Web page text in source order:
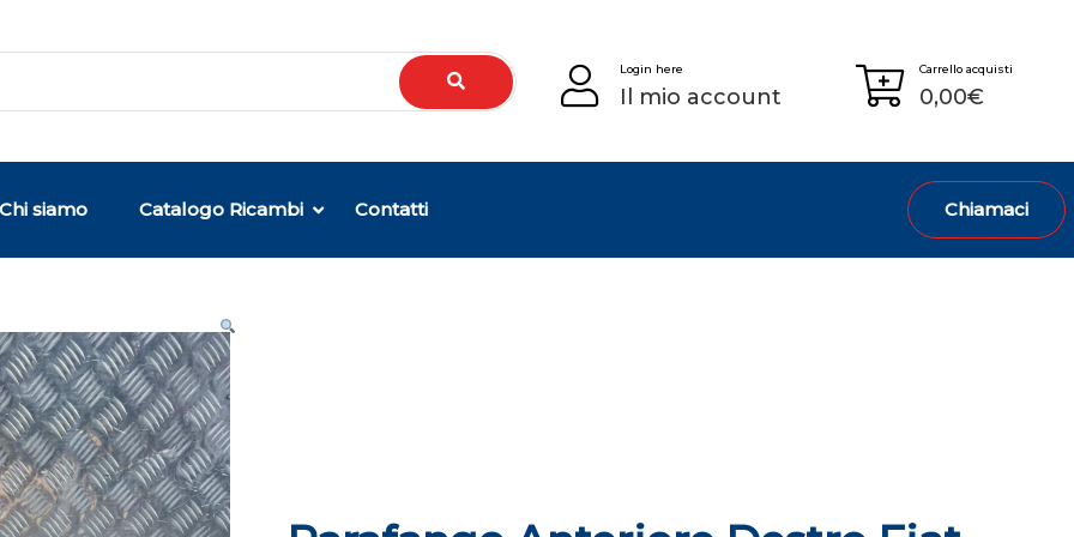
Login here
Il mio account
Carrello acquisti
0,00€
Chi siamo Catalogo Ricambi Contatti Chiamaci